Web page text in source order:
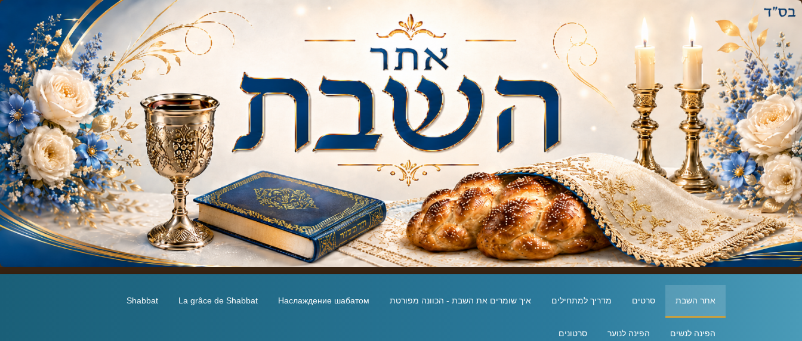
אתר השבת סרטים מדריך למתחילים איך שומרים את השבת - הכוונה מפורטת Наслаждение шабатом
La grâce de Shabbat
Shabbat
הפינה לנשים הפינה לנוער סרטונים